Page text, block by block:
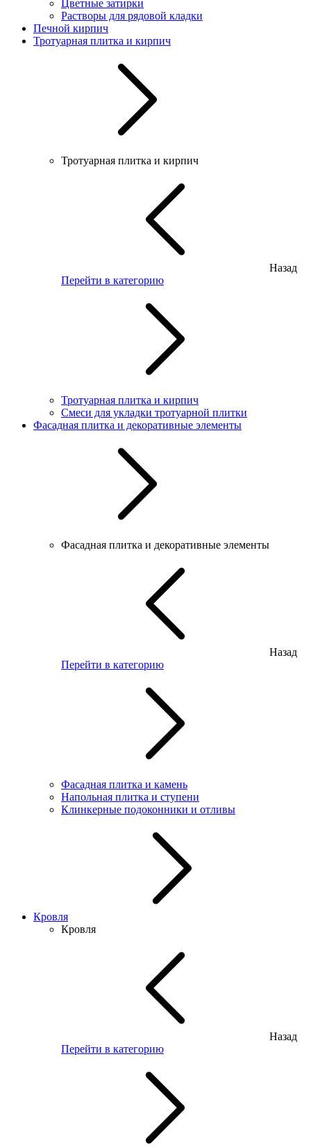
Цветные затирки
Растворы для рядовой кладки
Печной кирпич
Тротуарная плитка и кирпич
Тротуарная плитка и кирпич
Назад
Перейти в категорию
Тротуарная плитка и кирпич
Смеси для укладки тротуарной плитки
Фасадная плитка и декоративные элементы
Фасадная плитка и декоративные элементы
Назад
Перейти в категорию
Фасадная плитка и камень
Напольная плитка и ступени
Клинкерные подоконники и отливы
Кровля
Кровля
Назад
Перейти в категорию